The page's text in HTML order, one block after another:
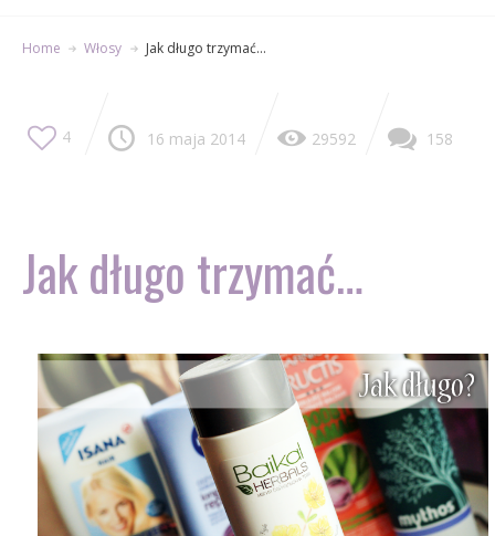
Home Włosy Jak długo trzymać…
4 16 maja 2014 29592 158
Jak długo trzymać…